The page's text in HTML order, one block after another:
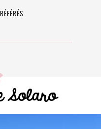
Solaro